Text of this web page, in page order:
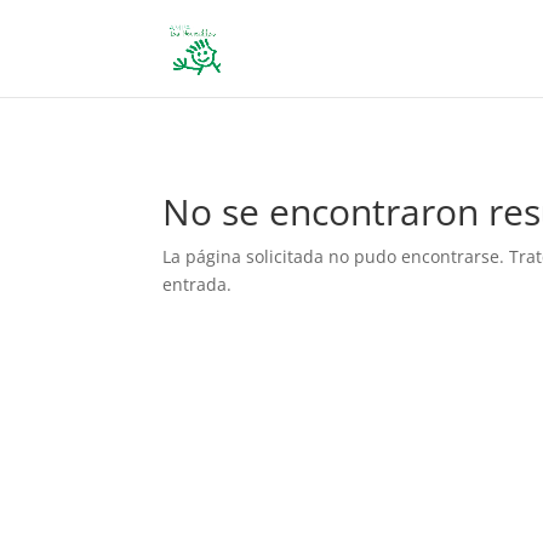
No se encontraron
La página solicitada no pudo encontrarse.
entrada.